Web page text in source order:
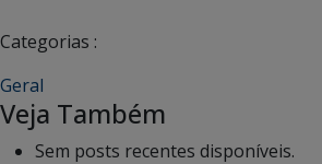
Categorias :
Geral
Veja Também
Sem posts recentes disponíveis.